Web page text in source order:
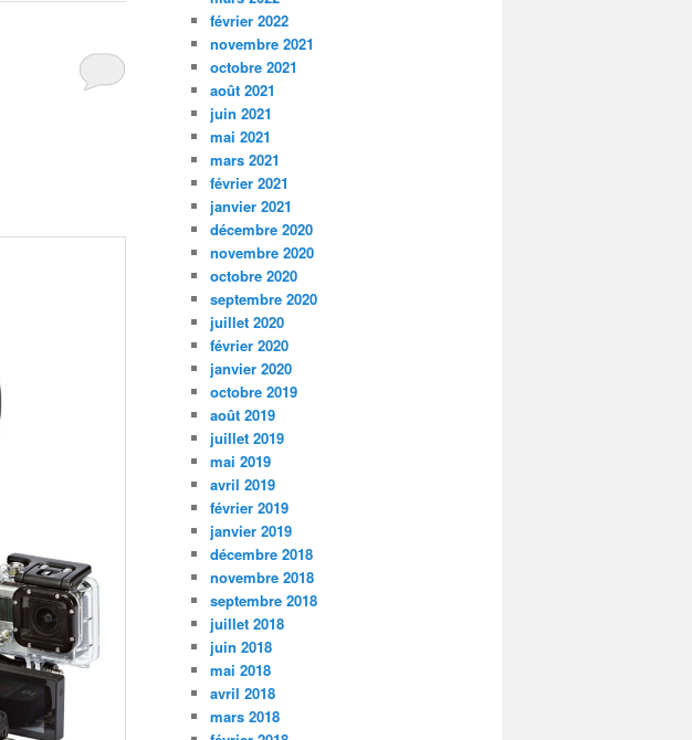
février 2022
novembre 2021
octobre 2021
août 2021
juin 2021
mai 2021
mars 2021
février 2021
janvier 2021
décembre 2020
novembre 2020
octobre 2020
septembre 2020
juillet 2020
février 2020
janvier 2020
octobre 2019
août 2019
juillet 2019
mai 2019
avril 2019
février 2019
janvier 2019
décembre 2018
novembre 2018
septembre 2018
juillet 2018
juin 2018
mai 2018
avril 2018
mars 2018